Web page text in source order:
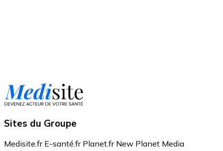
Sites du Groupe
Medisite.fr E-santé.fr Planet.fr New Planet Media